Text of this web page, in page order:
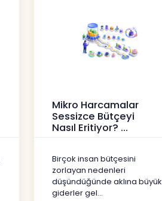
Mikro Harcamalar
Sessizce Bütçeyi
Nasıl Eritiyor?
Birçok insan bütçesini
zorlayan nedenleri
düşündüğünde aklına büyük
giderler gel...